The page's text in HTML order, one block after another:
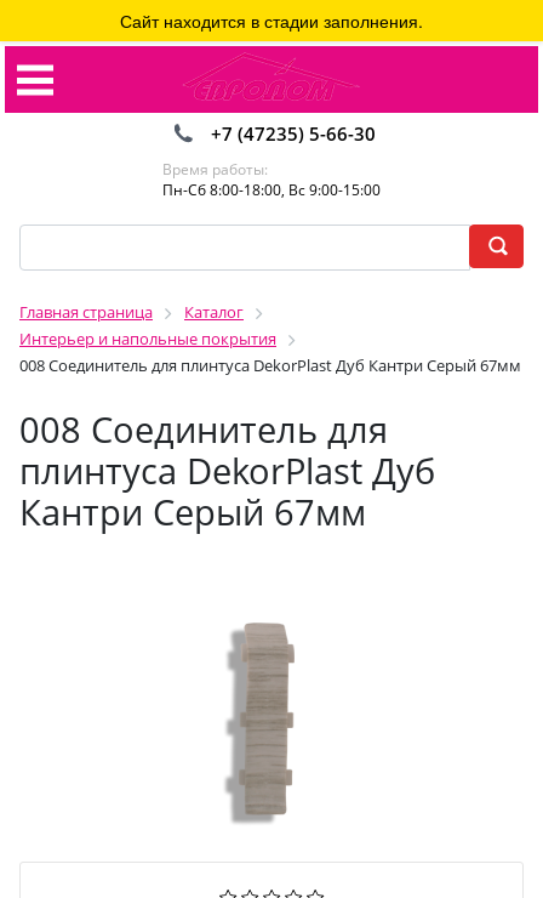
+7 (47235) 5-66-30
Время работы:
Пн-Сб 8:00-18:00, Вс 9:00-15:00
Главная страница
Каталог
Интерьер и напольные покрытия
008 Соединитель для плинтуса DekorPlast Дуб Кантри Серый 67мм
008 Соединитель для
плинтуса DekorPlast Дуб
Кантри Серый 67мм
Сайт находится в стадии заполнения.